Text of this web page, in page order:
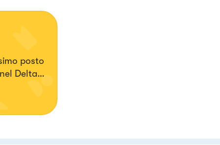
posto
Delta